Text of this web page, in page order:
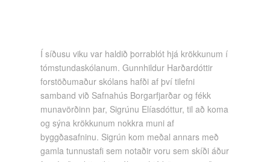
Í síðusu viku var haldið þorrablót hjá krökkunum í
tómstundaskólanum. Gunnhildur Harðardóttir
forstöðumaður skólans hafði af því tilefni
samband við Safnahús Borgarfjarðar og fékk
munavörðinn þar, Sigrúnu Elíasdóttur, til að koma
og sýna krökkunum nokkra muni af
byggðasafninu. Sigrún kom meðal annars með
gamla tunnustafi sem notaðir voru sem skíði áður